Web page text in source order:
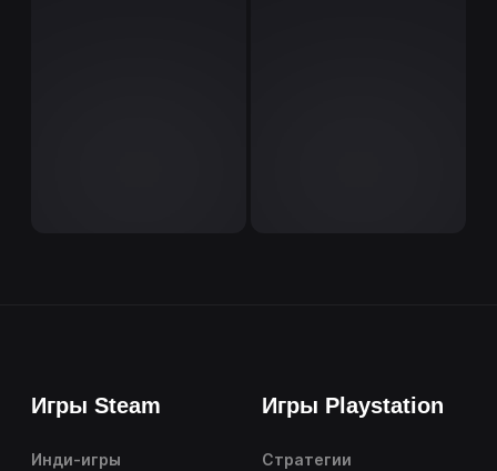
Игры Steam
Инди-игры
Игры Playstation
Стратегии